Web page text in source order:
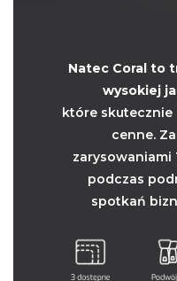
Natec Coral to
wysokiej
które
cenne.
zarysowaniami
podczas
spotkań